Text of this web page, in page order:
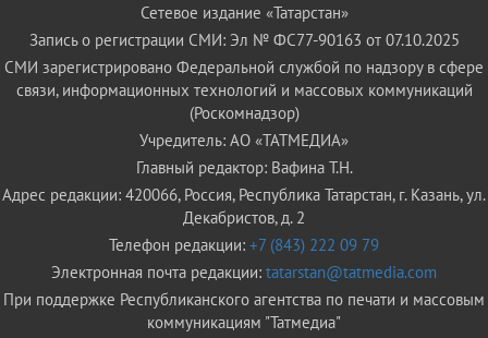
Сетевое издание «Татарстан»
Запись о регистрации СМИ: Эл № ФС77-90163 от 07.10.2025
СМИ зарегистрировано Федеральной службой по надзору в сфере
связи, информационных технологий и массовых коммуникаций
(Роскомнадзор)
Учредитель: АО «ТАТМЕДИА»
Главный редактор: Вафина Т.Н.
Адрес редакции: 420066, Россия, Республика Татарстан, г. Казань, ул.
Декабристов, д. 2
Телефон редакции: +7 (843) 222 09 79
Электронная почта редакции: tatarstan@tatmedia.com
При поддержке Республиканского агентства по печати и массовым
коммуникациям "Татмедиа"